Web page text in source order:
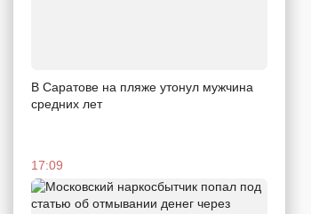
В Саратове на пляже утонул мужчина
средних лет
17:09